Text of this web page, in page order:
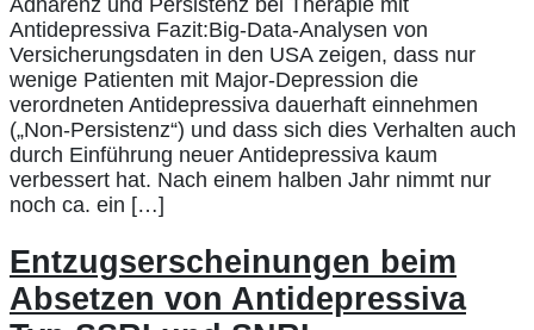
Antidepressiva Fazit:Big-Data-Analysen von
Versicherungsdaten in den USA zeigen, dass nur
wenige Patienten mit Major-Depression die
verordneten Antidepressiva dauerhaft einnehmen
(„Non-Persistenz“) und dass sich dies Verhalten auch
durch Einführung neuer Antidepressiva kaum
verbessert hat. Nach einem halben Jahr nimmt nur
noch ca. ein […]
Entzugserscheinungen beim
Absetzen von Antidepressiva